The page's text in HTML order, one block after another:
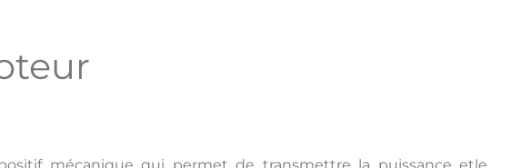
mécanique qui permet de transmettre la puissance etle